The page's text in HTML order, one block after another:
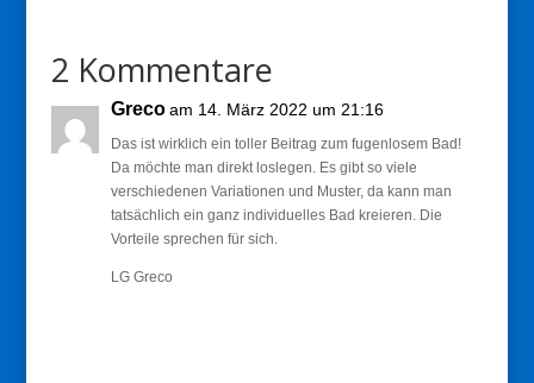
2 Kommentare
Greco am 14. März 2022 um 21:16
Das ist wirklich ein toller Beitrag zum fugenlosem Bad!
Da möchte man direkt loslegen. Es gibt so viele
verschiedenen Variationen und Muster, da kann man
tatsächlich ein ganz individuelles Bad kreieren. Die
Vorteile sprechen für sich.
LG Greco